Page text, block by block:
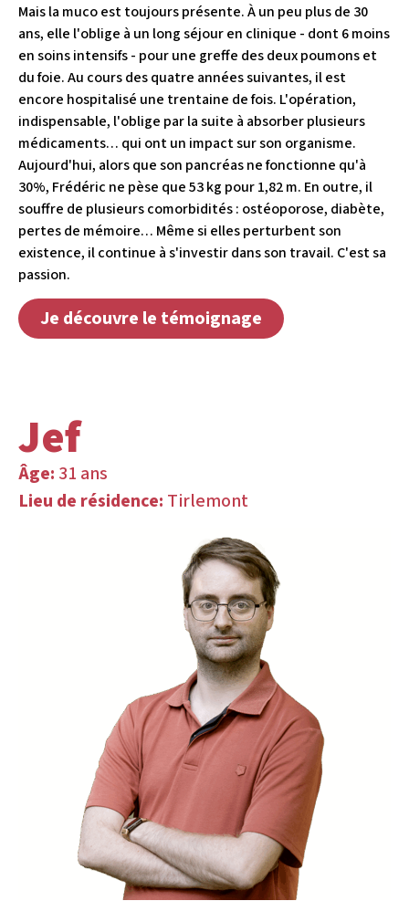
Mais la muco est toujours présente. À un peu plus de 30
ans, elle l'oblige à un long séjour en clinique - dont 6 moins
en soins intensifs - pour une greffe des deux poumons et
du foie. Au cours des quatre années suivantes, il est
encore hospitalisé une trentaine de fois. L'opération,
indispensable, l'oblige par la suite à absorber plusieurs
médicaments… qui ont un impact sur son organisme.
Aujourd'hui, alors que son pancréas ne fonctionne qu'à
30%, Frédéric ne pèse que 53 kg pour 1,82 m. En outre, il
souffre de plusieurs comorbidités : ostéoporose, diabète,
pertes de mémoire… Même si elles perturbent son
existence, il continue à s'investir dans son travail. C'est sa
passion.
Je découvre le témoignage
Jef
Âge: 31 ans
Lieu de résidence: Tirlemont